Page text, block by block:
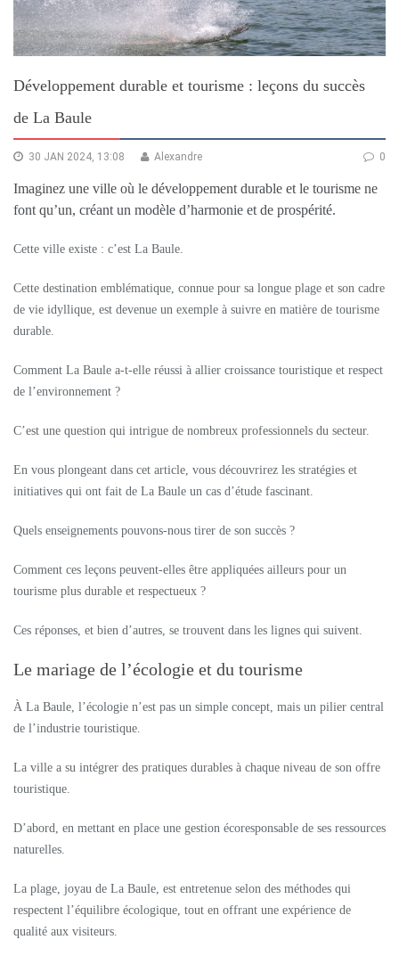
Développement durable et tourisme : leçons du succès
de La Baule
30 JAN 2024, 13:08 0
Alexandre
Imaginez une ville où le développement durable et le tourisme ne
font qu’un, créant un modèle d’harmonie et de prospérité.
Cette ville existe : c’est La Baule.
Cette destination emblématique, connue pour sa longue plage et son cadre
de vie idyllique, est devenue un exemple à suivre en matière de tourisme
durable.
Comment La Baule a-t-elle réussi à allier croissance touristique et respect
de l’environnement ?
C’est une question qui intrigue de nombreux professionnels du secteur.
En vous plongeant dans cet article, vous découvrirez les stratégies et
initiatives qui ont fait de La Baule un cas d’étude fascinant.
Quels enseignements pouvons-nous tirer de son succès ?
Comment ces leçons peuvent-elles être appliquées ailleurs pour un
tourisme plus durable et respectueux ?
Ces réponses, et bien d’autres, se trouvent dans les lignes qui suivent.
Le mariage de l’écologie et du tourisme
À La Baule, l’écologie n’est pas un simple concept, mais un pilier central
de l’industrie touristique.
La ville a su intégrer des pratiques durables à chaque niveau de son offre
touristique.
D’abord, en mettant en place une gestion écoresponsable de ses ressources
naturelles.
La plage, joyau de La Baule, est entretenue selon des méthodes qui
respectent l’équilibre écologique, tout en offrant une expérience de
qualité aux visiteurs.